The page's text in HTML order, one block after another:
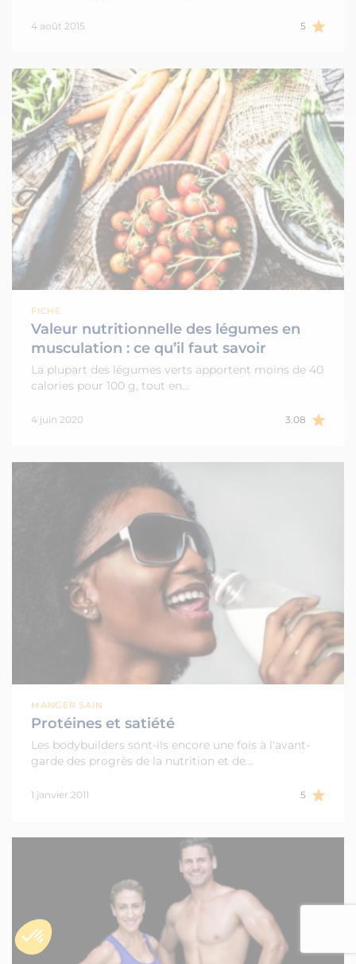
4 août 2015 5
FICHE
Valeur nutritionnelle des légumes en
musculation : ce qu’il faut savoir
La plupart des légumes verts apportent moins de 40
calories pour 100 g, tout en…
4 juin 2020 3.08
MANGER SAIN
Protéines et satiété
Les bodybuilders sont-ils encore une fois à l'avant-
garde des progrès de la nutrition et de…
1 janvier 2011 5